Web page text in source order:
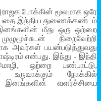
போக்கின் மூலமாக ஒரே
இந்திய துணைக்கண்டம்
இனங்களின் மீது ஒரு ஒற்றை
நிறைவேற்றி
அவர்கள் பயன்படுத்துவது
என்பது. இந்து - இந்தி
ஒற்றை பண்பாட்டு,
உருவாக்கும் நோக்கில்
இனங்களின் வளர்ச்சியை